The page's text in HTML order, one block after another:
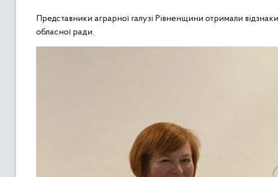
Представники аграрної галузі Рівненщини отримали
обласної ради.